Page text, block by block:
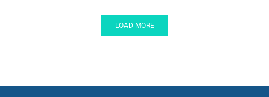
LOAD MORE